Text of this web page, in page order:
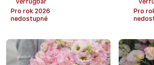
Pro rok 2026
nedostupné
Pro